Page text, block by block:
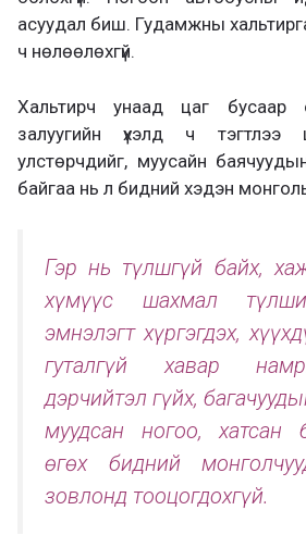
асуудал биш. Гудамжны
ч нөлөөлөхгүй.
Хальтирч унаад цаг бусаар
залуугийн үхэлд ч тэгтлээ
улстөрчдийг, муусайн
байгаа нь л бидний хэдэн
Гэр нь түлшгүй байх,
хүмүүс шахмал
эмнэлэгт хүргэгдэх,
гуталгүй хавар
дэрчийтэл гүйх,
муудсан ногоо, хатсан
өгөх бидний
зовлонд тооцогдохгүй.